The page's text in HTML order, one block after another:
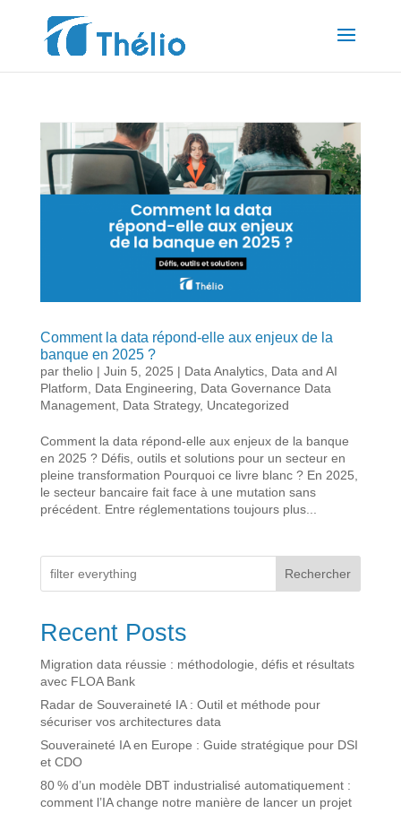
Comment la data répond-elle aux enjeux de la
banque en 2025 ?
par thelio| Juin 5, 2025 | Data Analytics, Data and AI
Platform
Data Engineering
Data Governance Data
Management, Data Strategy, Uncategorized
Comment la data répond-elle aux enjeux de la banque
en 2025 ? Défis, outils et solutions pour un secteur en
pleine transformation Pourquoi ce livre blanc ? En 2025,
le secteur bancaire fait face à une mutation sans
précédent. Entre réglementations toujours plus...
Rechercher
Recent Posts
Migration data réussie : méthodologie, défis et résultats
avec FLOA Bank
Radar de Souveraineté IA : Outil et méthode pour
sécuriser vos architectures data
Souveraineté IA en Europe : Guide stratégique pour DSI
et CDO
80 % d’un modèle DBT industrialisé automatiquement :
comment l’IA change notre manière de lancer un projet